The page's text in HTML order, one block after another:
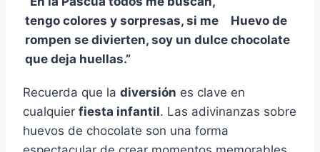
tengo colores y sorpresas, si me
rompen se divierten, soy un dulce
que deja huellas.”
Huevo de
chocolate
Recuerda que la diversión es clave en
cualquier fiesta infantil. Las adivinanzas sobre
huevos de chocolate son una forma